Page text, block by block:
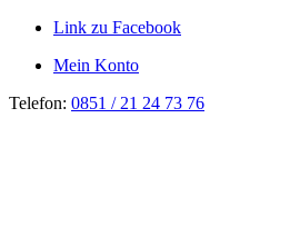
Link zu Facebook
Mein Konto
Telefon: 0851 / 21 24 73 76